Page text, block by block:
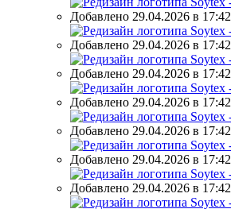
Добавлено 29.04.2026 в 17:42
Добавлено 29.04.2026 в 17:42
Добавлено 29.04.2026 в 17:42
Добавлено 29.04.2026 в 17:42
Добавлено 29.04.2026 в 17:42
Добавлено 29.04.2026 в 17:42
Добавлено 29.04.2026 в 17:42